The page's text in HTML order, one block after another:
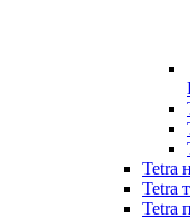
Tetra
Tetra
Tetra